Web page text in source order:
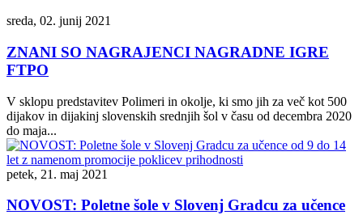
sreda, 02. junij 2021
ZNANI SO NAGRAJENCI NAGRADNE IGRE
FTPO
V sklopu predstavitev Polimeri in okolje, ki smo jih za več kot 500
dijakov in dijakinj slovenskih srednjih šol v času od decembra 2020
do maja...
petek, 21. maj 2021
NOVOST: Poletne šole v Slovenj Gradcu za učence